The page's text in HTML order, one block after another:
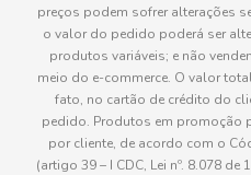
preços podem sofrer alterações
o valor do pedido poderá ser
produtos variáveis; e não
meio do e-commerce. O valor
fato, no cartão de crédito do
pedido. Produtos em promoção
por cliente, de acordo com o
(artigo 39 – I CDC, Lei nº. 8.078 de